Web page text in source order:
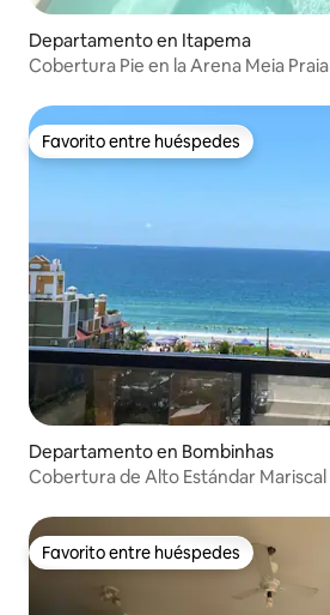
Departamento en Itapema
Cobertura Pie en la Arena Meia Praia
Favorito entre huéspedes
Favorito entre huéspedes
Departamento en Bombinhas
Cobertura de Alto Estándar Mariscal
Favorito entre huéspedes
Favorito entre huéspedes